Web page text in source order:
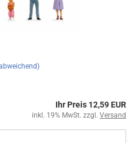
Ihr Preis 12,59 EUR
inkl. 19% MwSt. zzgl. Versand